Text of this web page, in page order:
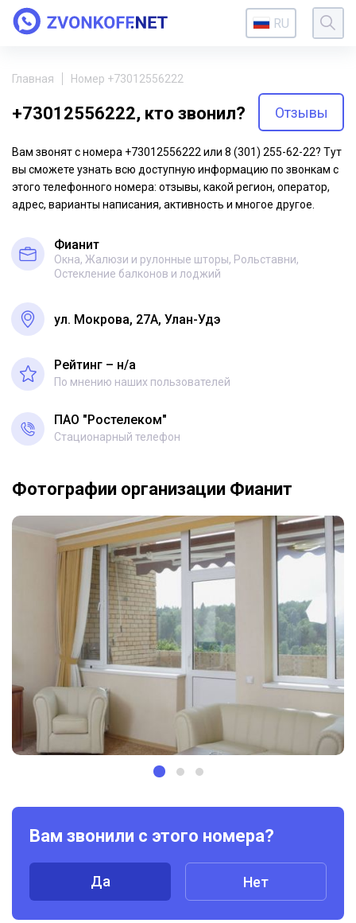
RU
Главная Номер +73012556222
+73012556222, кто звонил? Отзывы
Вам звонят с номера +73012556222 или 8 (301) 255-62-22? Тут
вы сможете узнать всю доступную информацию по звонкам с
этого телефонного номера: отзывы, какой регион, оператор,
адрес, варианты написания, активность и многое другое.
Фианит
Окна, Жалюзи и рулонные шторы, Рольставни,
Остекление балконов и лоджий
ул. Мокрова, 27А, Улан-Удэ
Рейтинг – н/a
По мнению наших пользователей
ПАО "Ростелеком"
Стационарный телефон
Фотографии организации Фианит
Вам звонили с этого номера?
Да Нет